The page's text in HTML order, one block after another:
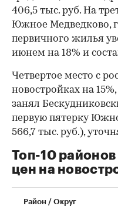
406,5 тыс. руб. На
Южное Медведково,
первичного жилья
июнем на 18% и
00:00 /
Четвертое место с
новостройках на
занял
первую пятерку
566,7 тыс. руб.),
Топ-10
цен на
Район / Округ